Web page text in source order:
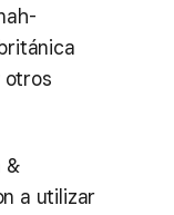
otros
&
a utilizar